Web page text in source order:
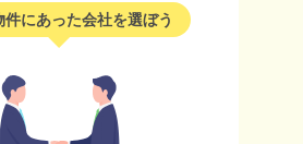
件にあった会社を選ぼう